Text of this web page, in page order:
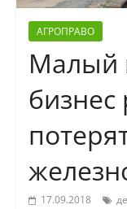
АГРОПРАВО
Малый
бизнес
17.09.2018